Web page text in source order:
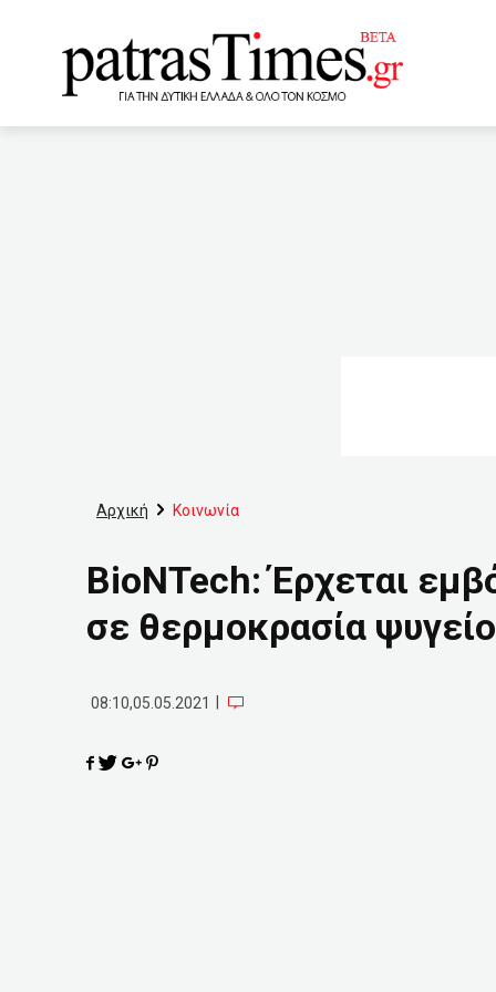
Αρχική Κοινωνία
BioNTech: Έρχεται
σε θερμοκρασία
08:10,05.05.2021